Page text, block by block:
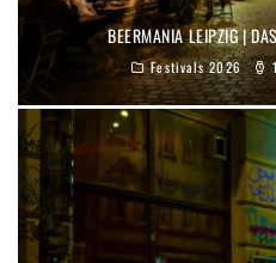
BEERMANIA LEIPZIG |
Festivals 2026